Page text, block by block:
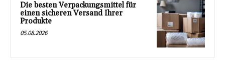
Die besten Verpackungsmittel für
einen sicheren Versand Ihrer
Produkte
05.08.2026